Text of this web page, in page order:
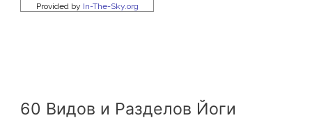
60 Видов и Разделов Йоги